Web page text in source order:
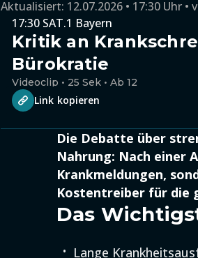
Aktualisiert: 12.07.2026 • 17:30 Uhr
17:30 SAT.1 Bayern
Kritik an
Bürokratie
Videoclip • 25 Sek • Ab 12
Link kopieren
Die Debatte über
Nahrung: Nach einer
Krankmeldungen,
Kostentreiber für die
Das
Lange